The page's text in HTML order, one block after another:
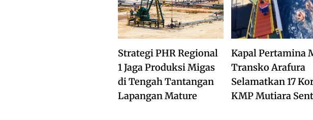
Strategi PHR Regional
1 Jaga Produksi Migas
di Tengah Tantangan
Lapangan Mature
Kapal Pertamina
Transko Arafura
Selamatkan 17
KMP Mutiara